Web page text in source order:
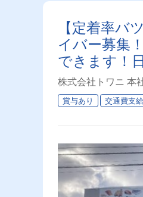
【定着率
イバー募集
できます！
長く活躍で
株式会社トワニ 本
賞与あり 交通費支給